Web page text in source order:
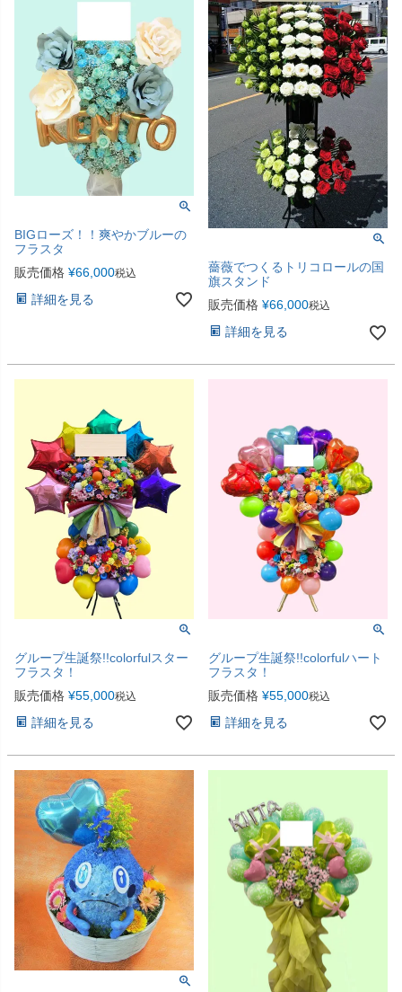
BIGローズ！！爽やかブルーの
フラスタ
販売価格 ¥66,000税込
詳細を見る
薔薇でつくるトリコロールの国
旗スタンド
販売価格 ¥66,000税込
詳細を見る
グループ生誕祭!!colorfulスター
フラスタ！
販売価格 ¥55,000税込
詳細を見る
グループ生誕祭!!colorfulハート
フラスタ！
販売価格 ¥55,000税込
詳細を見る